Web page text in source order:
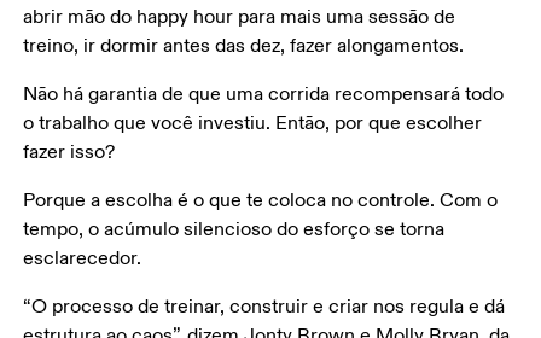
abrir mão do happy hour para mais uma sessão de
treino, ir dormir antes das dez, fazer alongamentos.
Não há garantia de que uma corrida recompensará todo
o trabalho que você investiu. Então, por que escolher
fazer isso?
Porque a escolha é o que te coloca no controle. Com o
tempo, o acúmulo silencioso do esforço se torna
esclarecedor.
“O processo de treinar, construir e criar nos regula e dá